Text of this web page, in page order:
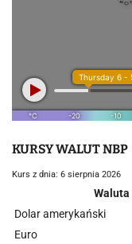
KURSY WALUT NBP
Kurs z dnia: 6 sierpnia 2026
Waluta
Dolar amerykański
Euro